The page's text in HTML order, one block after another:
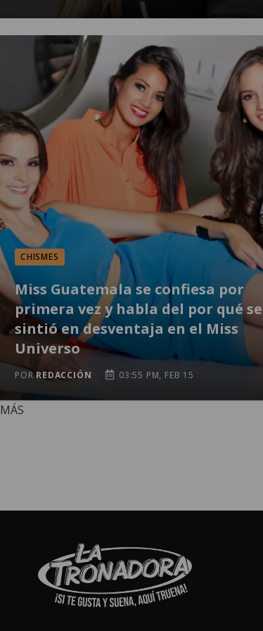
CHISMES
Miss Guatemala se confiesa por
primera vez y habla del por qué se
sintió en desventaja en el Miss
Universo
POR REDACCIÓN 03:55 PM, FEB 15